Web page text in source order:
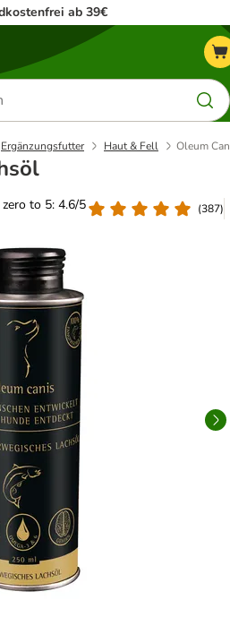
ab 39€
Ergänzungsfutter Haut & Fell Oleum
to 5: 4.6/5
(387)